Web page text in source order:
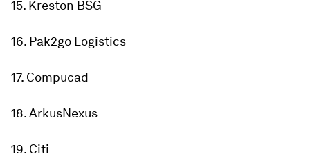
15. Kreston BSG
16. Pak2go Logistics
17. Compucad
18. ArkusNexus
19. Citi